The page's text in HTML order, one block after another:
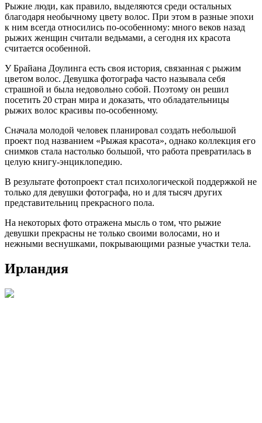
Рыжие люди, как правило, выделяются среди остальных
благодаря необычному цвету волос. При этом в разные эпохи
к ним всегда относились по-особенному: много веков назад
рыжих женщин считали ведьмами, а сегодня их красота
считается особенной.
У Брайана Доулинга есть своя история, связанная с рыжим
цветом волос. Девушка фотографа часто называла себя
страшной и была недовольно собой. Поэтому он решил
посетить 20 стран мира и доказать, что обладательницы
рыжих волос красивы по-особенному.
Сначала молодой человек планировал создать небольшой
проект под названием «Рыжая красота», однако коллекция его
снимков стала настолько большой, что работа превратилась в
целую книгу-энциклопедию.
В результате фотопроект стал психологической поддержкой не
только для девушки фотографа, но и для тысяч других
представительниц прекрасного пола.
На некоторых фото отражена мысль о том, что рыжие
девушки прекрасны не только своими волосами, но и
нежными веснушками, покрывающими разные участки тела.
Ирландия